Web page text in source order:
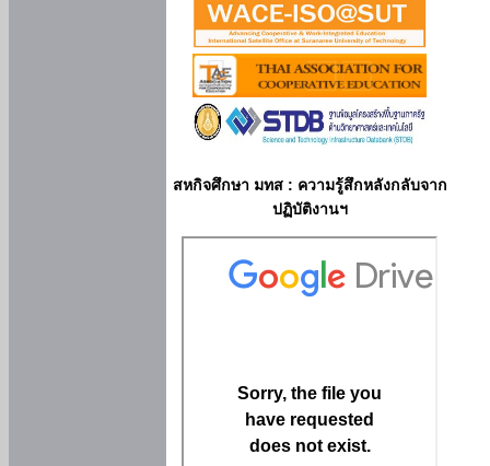
สหกิจศึกษา มทส : ความรู้สึกหลังกลับจาก
ปฏิบัติงานฯ